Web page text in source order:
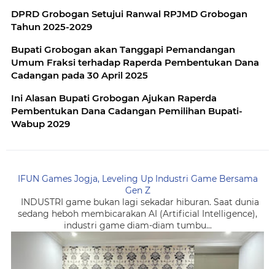
DPRD Grobogan Setujui Ranwal RPJMD Grobogan
Tahun 2025-2029
Bupati Grobogan akan Tanggapi Pemandangan
Umum Fraksi terhadap Raperda Pembentukan Dana
Cadangan pada 30 April 2025
Ini Alasan Bupati Grobogan Ajukan Raperda
Pembentukan Dana Cadangan Pemilihan Bupati-
Wabup 2029
IFUN Games Jogja, Leveling Up Industri Game Bersama
Gen Z
INDUSTRI game bukan lagi sekadar hiburan. Saat dunia
sedang heboh membicarakan AI (Artificial Intelligence),
industri game diam-diam tumbu...